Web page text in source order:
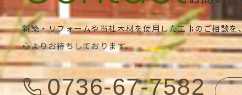
新築・リフォームや当社木材を使用した工事のご相談を、
心よりお待ちしております。
0736-67-7582